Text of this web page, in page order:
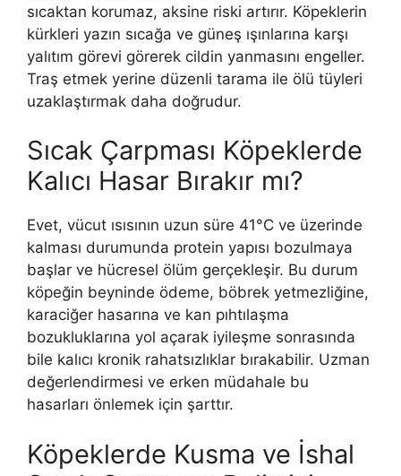
sıcaktan korumaz, aksine riski artırır. Köpeklerin
kürkleri yazın sıcağa ve güneş ışınlarına karşı
yalıtım görevi görerek cildin yanmasını engeller.
Traş etmek yerine düzenli tarama ile ölü tüyleri
uzaklaştırmak daha doğrudur.
Sıcak Çarpması Köpeklerde
Kalıcı Hasar Bırakır mı?
Evet, vücut ısısının uzun süre 41°C ve üzerinde
kalması durumunda protein yapısı bozulmaya
başlar ve hücresel ölüm gerçekleşir. Bu durum
köpeğin beyninde ödeme, böbrek yetmezliğine,
karaciğer hasarına ve kan pıhtılaşma
bozukluklarına yol açarak iyileşme sonrasında
bile kalıcı kronik rahatsızlıklar bırakabilir. Uzman
değerlendirmesi ve erken müdahale bu
hasarları önlemek için şarttır.
Köpeklerde Kusma ve İshal